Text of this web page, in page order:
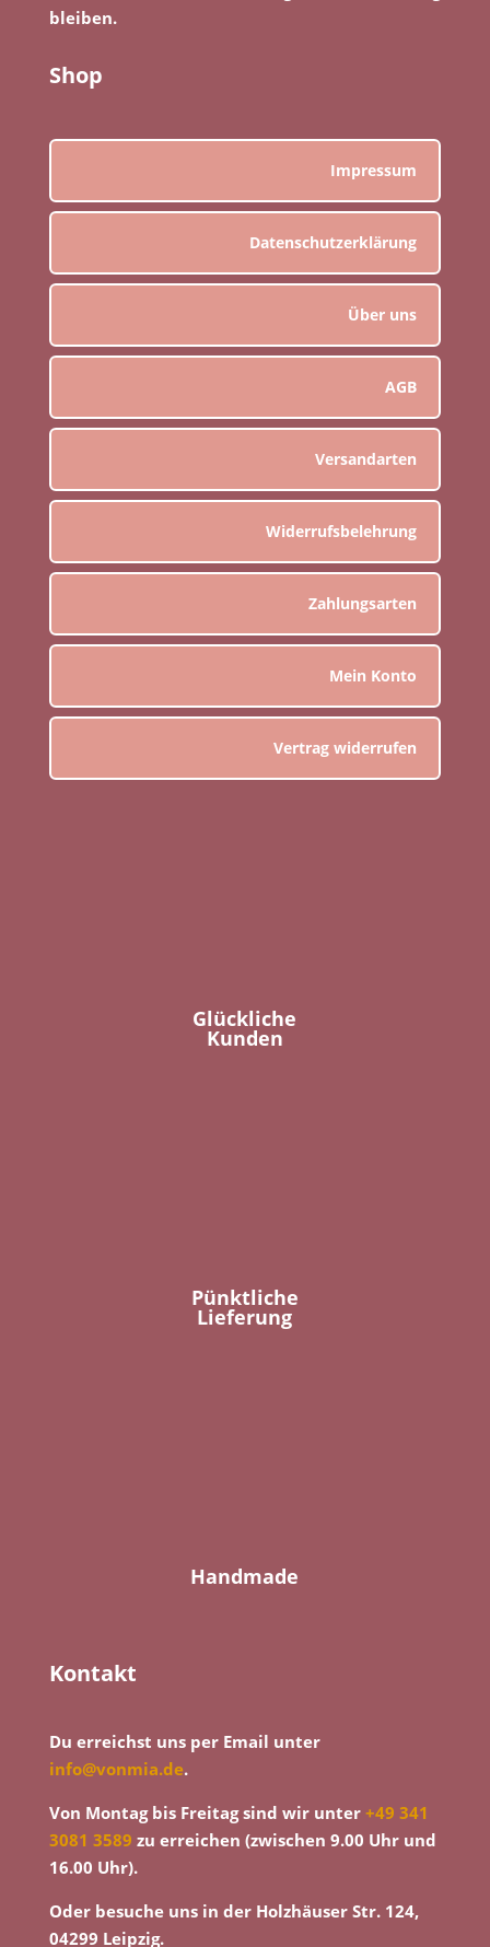
bleiben.
Shop
Impressum
Datenschutzerklärung
Über uns
AGB
Versandarten
Widerrufsbelehrung
Zahlungsarten
Mein Konto
Vertrag widerrufen
Glückliche
Kunden
Pünktliche
Lieferung
Handmade
Kontakt
Du erreichst uns per Email unter
info@vonmia.de.
Von Montag bis Freitag sind wir unter +49 341
3081 3589 zu erreichen (zwischen 9.00 Uhr und
16.00 Uhr).
Oder besuche uns in der Holzhäuser Str. 124,
04299 Leipzig.